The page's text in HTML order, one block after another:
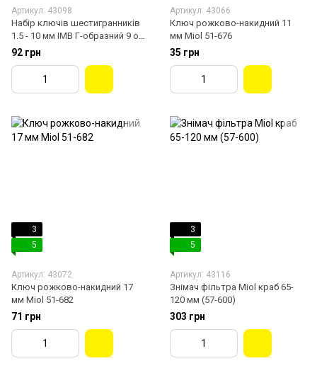
Артикул: 43098
Набір ключів шестигранників
1.5 - 10 мм IMB Г-образний 9 од
Miol 56-395
92 грн
Артикул: 43066
Ключ рожково-накидний 11
мм Miol 51-676
35 грн
3
5
Артикул: 43072
Ключ рожково-накидний 17
мм Miol 51-682
71 грн
3
5
Артикул: 43116
Знімач фільтра Miol краб 65-
120 мм (57-600)
303 грн